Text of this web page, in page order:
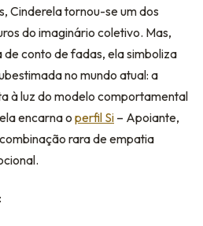
Cinderela tornou-se um dos
do imaginário coletivo. Mas,
de conto de fadas, ela simboliza
no mundo atual: a
à luz do modelo comportamental
encarna o perfil Si – Apoiante,
rara de empatia